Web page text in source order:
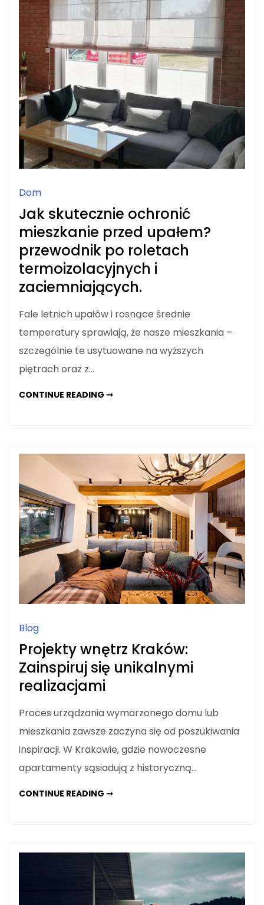
Dom
Jak skutecznie ochronić
mieszkanie przed upałem?
przewodnik po roletach
termoizolacyjnych i
zaciemniających.
Fale letnich upałów i rosnące średnie
temperatury sprawiają, że nasze mieszkania –
szczególnie te usytuowane na wyższych
piętrach oraz z…
CONTINUE READING ➞JAK
PO
ROLETACH
TERMOIZOLACYJNYCH
ZACIEMNIAJĄCYCH.
Blog
Projekty wnętrz Kraków:
Zainspiruj się unikalnymi
realizacjami
Proces urządzania wymarzonego domu lub
mieszkania zawsze zaczyna się od poszukiwania
inspiracji. W Krakowie, gdzie nowoczesne
apartamenty sąsiadują z historyczną…
CONTINUE READING ➞PROJEKTY